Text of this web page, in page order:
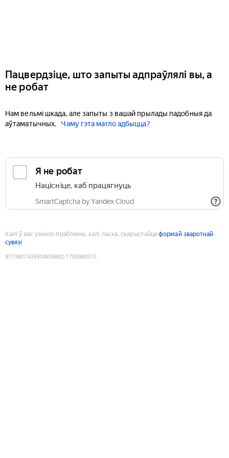
Пацвердзіце, што запыты адпраўлялі вы, а
не робат
Нам вельмі шкада, але запыты з вашай прылады падобныя да
аўтаматычных.
Чаму гэта магло адбыцца?
Я не робат
Націсніце, каб працягнуць
SmartCaptcha by Yandex Cloud
Калі ў вас узніклі праблемы, калі ласка, скарыстайцеформай зваротнай
сувязі
9173907435914659802:1785969315